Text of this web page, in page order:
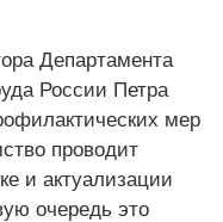
Департамента
России Петра
мер
проводит
и актуализации
очередь это